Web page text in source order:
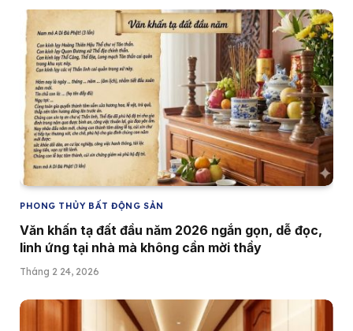
PHONG THỦY BẤT ĐỘNG SẢN
Văn khấn tạ đất đầu năm 2026 ngắn gọn, dễ đọc,
linh ứng tại nhà mà không cần mời thầy
Tháng 2 24, 2026